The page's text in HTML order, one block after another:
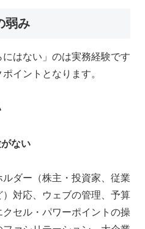
弱み
はない」のは実務経験です
イントとなります。
がない
ダー（株主・投資家、従業
対応、ウェブの管理、予算
セル・パワーポイントの操